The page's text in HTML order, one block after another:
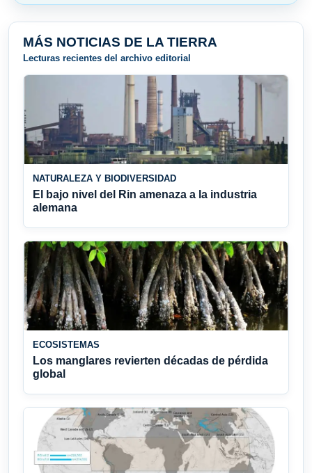
MÁS NOTICIAS DE LA TIERRA
Lecturas recientes del archivo editorial
NATURALEZA Y BIODIVERSIDAD
El bajo nivel del Rin amenaza a la industria
alemana
ECOSISTEMAS
Los manglares revierten décadas de pérdida
global